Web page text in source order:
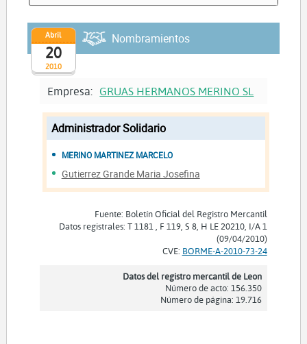
2010
Abril
20
Nombramientos
Empresa: GRUAS HERMANOS MERINO SL
Administrador Solidario
MERINO MARTINEZ MARCELO
Gutierrez Grande Maria Josefina
Fuente: Boletín Oficial del Registro Mercantil
Datos registrales: T 1181 , F 119, S 8, H LE 20210, I/A 1
(09/04/2010)
CVE: BORME-A-2010-73-24
Datos del registro mercantil de Leon
Número de acto: 156.350
Número de página: 19.716